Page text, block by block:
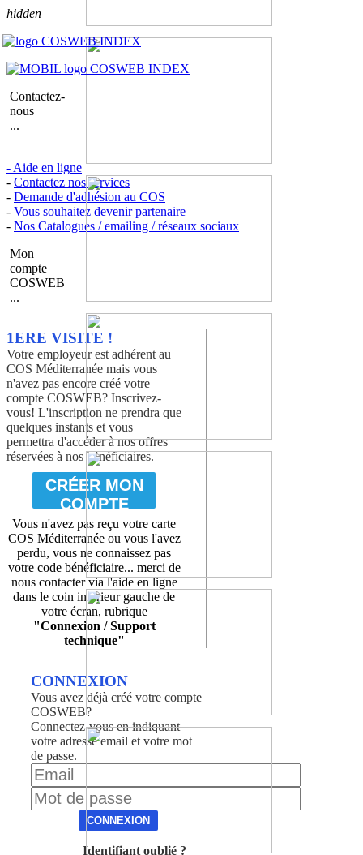
hidden
Contactez-
nous
...
- Aide en ligne
- Contactez nos services
- Demande d'adhésion au COS
- Vous souhaitez devenir partenaire
- Nos Catalogues / emailing / réseaux sociaux
Mon
compte
COSWEB
...
1ERE VISITE !
Votre employeur est adhérent au
COS Méditerranée mais vous
n'avez pas encore créé votre
compte COSWEB? Inscrivez-
vous! L'inscription ne prendra que
quelques instants et vous
permettra d'accéder à nos offres
réservées à nos bénéficiaires.
CRÉER MON
COMPTE
Vous n'avez pas reçu votre carte
COS Méditerranée ou vous l'avez
perdu, vous ne connaissez pas
votre code bénéficiaire... merci de
nous contacter via l'aide en ligne
dans le coin inférieur gauche de
votre écran, rubrique
"Connexion / Support
technique"
CONNEXION
Vous avez déjà créé votre compte
COSWEB?
Connectez-vous en indiquant
votre adresse email et votre mot
de passe.
CONNEXION
Identifiant oublié ?